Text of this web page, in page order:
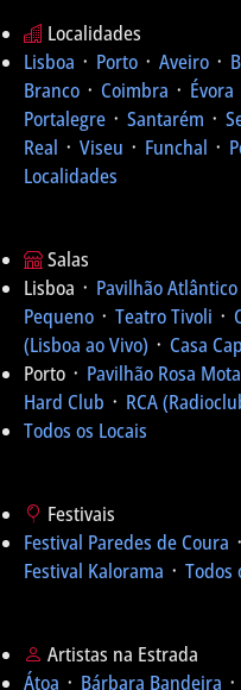
Localidades
Lisboa ᛫ Porto ᛫ Aveiro ᛫
Branco ᛫ Coimbra ᛫ Évora
Portalegre ᛫ Santarém ᛫
Real ᛫ Viseu ᛫ Funchal ᛫
Localidades
Salas
Lisboa ᛫ Pavilhão Atlântico
Pequeno ᛫ Teatro Tivoli ᛫
(Lisboa ao Vivo) ᛫ Casa
Porto ᛫ Pavilhão Rosa Mota
Hard Club ᛫ RCA
Todos os Locais
Festivais
Festival Paredes de Coura ᛫
Festival Kalorama ᛫ Todos
Artistas na Estrada
Átoa ᛫ Bárbara Bandeira ᛫